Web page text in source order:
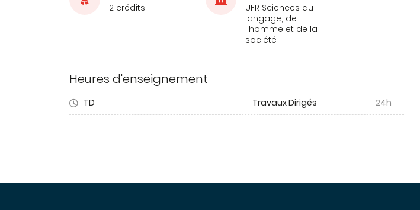
2 crédits
UFR Sciences du
langage, de
l'homme et de la
société
Heures d'enseignement
TD Travaux Dirigés 24h